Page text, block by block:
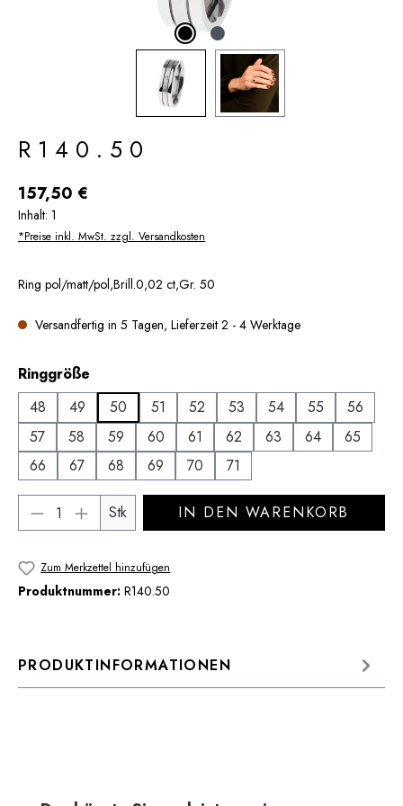
R140.50
Regulärer Preis:
157,50 €
Inhalt: 1
*Preise inkl. MwSt. zzgl. Versandkosten
Ring pol/matt/pol,Brill.0,02 ct,Gr. 50
Versandfertig in 5 Tagen, Lieferzeit 2 - 4 Werktage
Ringgröße
48
49 50 51 52 53 54 55
56
57
58 59 60 61 62 63 64
65
66
67 68 69 70 71
Produkt Anzahl: Gib den gewünschten
Stk IN DEN WARENKORB
Zum Merkzettel hinzufügen
Produktnummer: R140.50
PRODUKTINFORMATIONEN